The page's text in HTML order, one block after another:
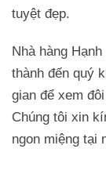
tuyệt đẹp.
Nhà hàng
thành đến quý
gian để xem
Chúng tôi xin
ngon miệng tại